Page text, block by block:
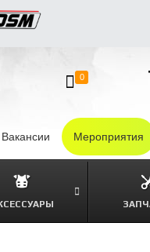
Вакансии Мероприятия
0